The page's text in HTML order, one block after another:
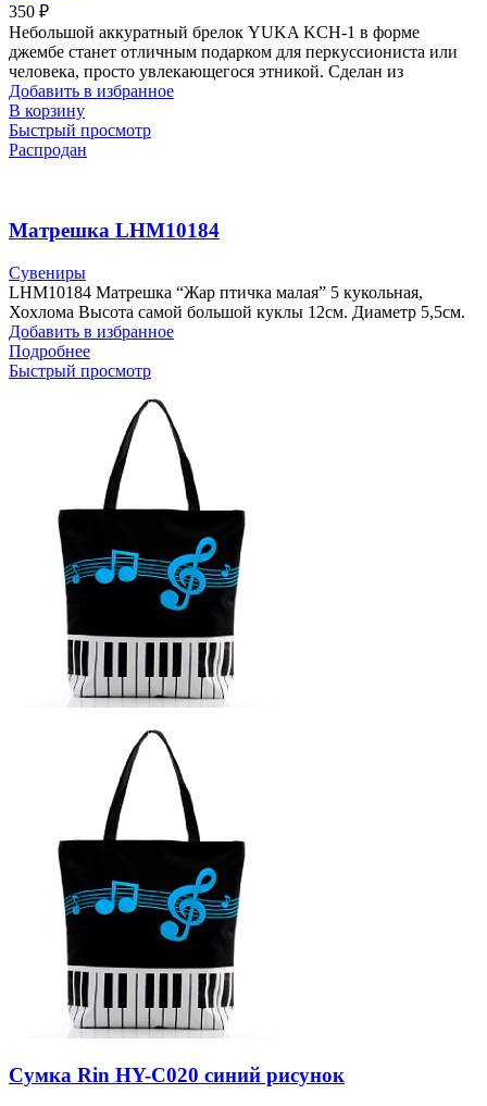
350 ₽
Небольшой аккуратный брелок YUKA KCH-1 в форме
джембе станет отличным подарком для перкуссиониста или
человека, просто увлекающегося этникой. Сделан из
Добавить в избранное
В корзину
Быстрый просмотр
Распродан
Матрешка LHM10184
Сувениры
LHM10184 Матрешка “Жар птичка малая” 5 кукольная,
Хохлома Высота самой большой куклы 12см. Диаметр 5,5см.
Добавить в избранное
Подробнее
Быстрый просмотр
Сумка Rin HY-C020 синий рисунок